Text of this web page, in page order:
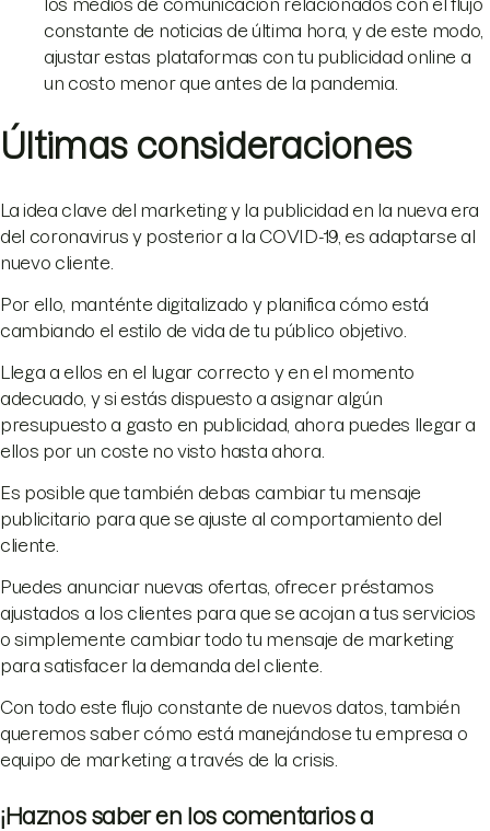
los medios de comunicación relacionados con el flujo
constante de noticias de última hora, y de este modo,
ajustar estas plataformas con tu publicidad online a
un costo menor que antes de la pandemia.
Últimas consideraciones
La idea clave del marketing y la publicidad en la nueva era
del coronavirus y posterior a la COVID-19, es adaptarse al
nuevo cliente.
Por ello, manténte digitalizado y planifica cómo está
cambiando el estilo de vida de tu público objetivo.
Llega a ellos en el lugar correcto y en el momento
adecuado, y si estás dispuesto a asignar algún
presupuesto a gasto en publicidad, ahora puedes llegar a
ellos por un coste no visto hasta ahora.
Es posible que también debas cambiar tu mensaje
publicitario para que se ajuste al comportamiento del
cliente.
Puedes anunciar nuevas ofertas, ofrecer préstamos
ajustados a los clientes para que se acojan a tus servicios
o simplemente cambiar todo tu mensaje de marketing
para satisfacer la demanda del cliente.
Con todo este flujo constante de nuevos datos, también
queremos saber cómo está manejándose tu empresa o
equipo de marketing a través de la crisis.
¡Haznos saber en los comentarios a